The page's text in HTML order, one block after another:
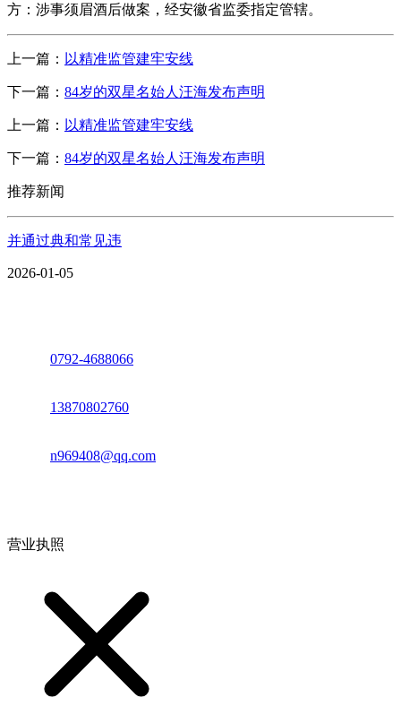
方：涉事须眉酒后做案，经安徽省监委指定管辖。
上一篇： 以精准监管建牢安线
下一篇： 84岁的双星名始人汪海发布声明
上一篇： 以精准监管建牢安线
下一篇： 84岁的双星名始人汪海发布声明
推荐新闻
并通过典和常见违
2026-01-05
0792-4688066
13870802760
n969408@qq.com
营业执照